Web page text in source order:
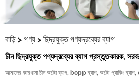
বাড়ি > পণ্য > ছিদ্রযুক্ত পণ্যদ্রব্যের ব্যাগ
চীন ছিদ্রযুক্ত পণ্যদ্রব্যের ব্যাগ প্রস্তুতকারক,
আমাদের কারখানা চীন অটো ব্যাগ, bopp ব্যাগ, অটো প্যাকিং